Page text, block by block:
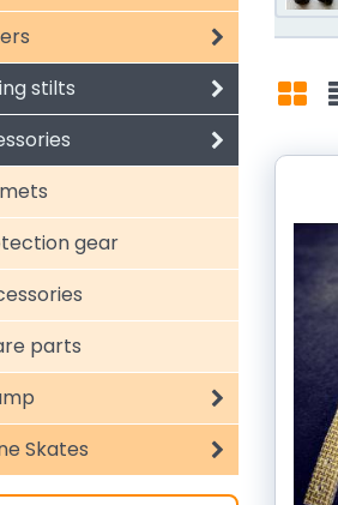
stilts
gear
parts
Skates